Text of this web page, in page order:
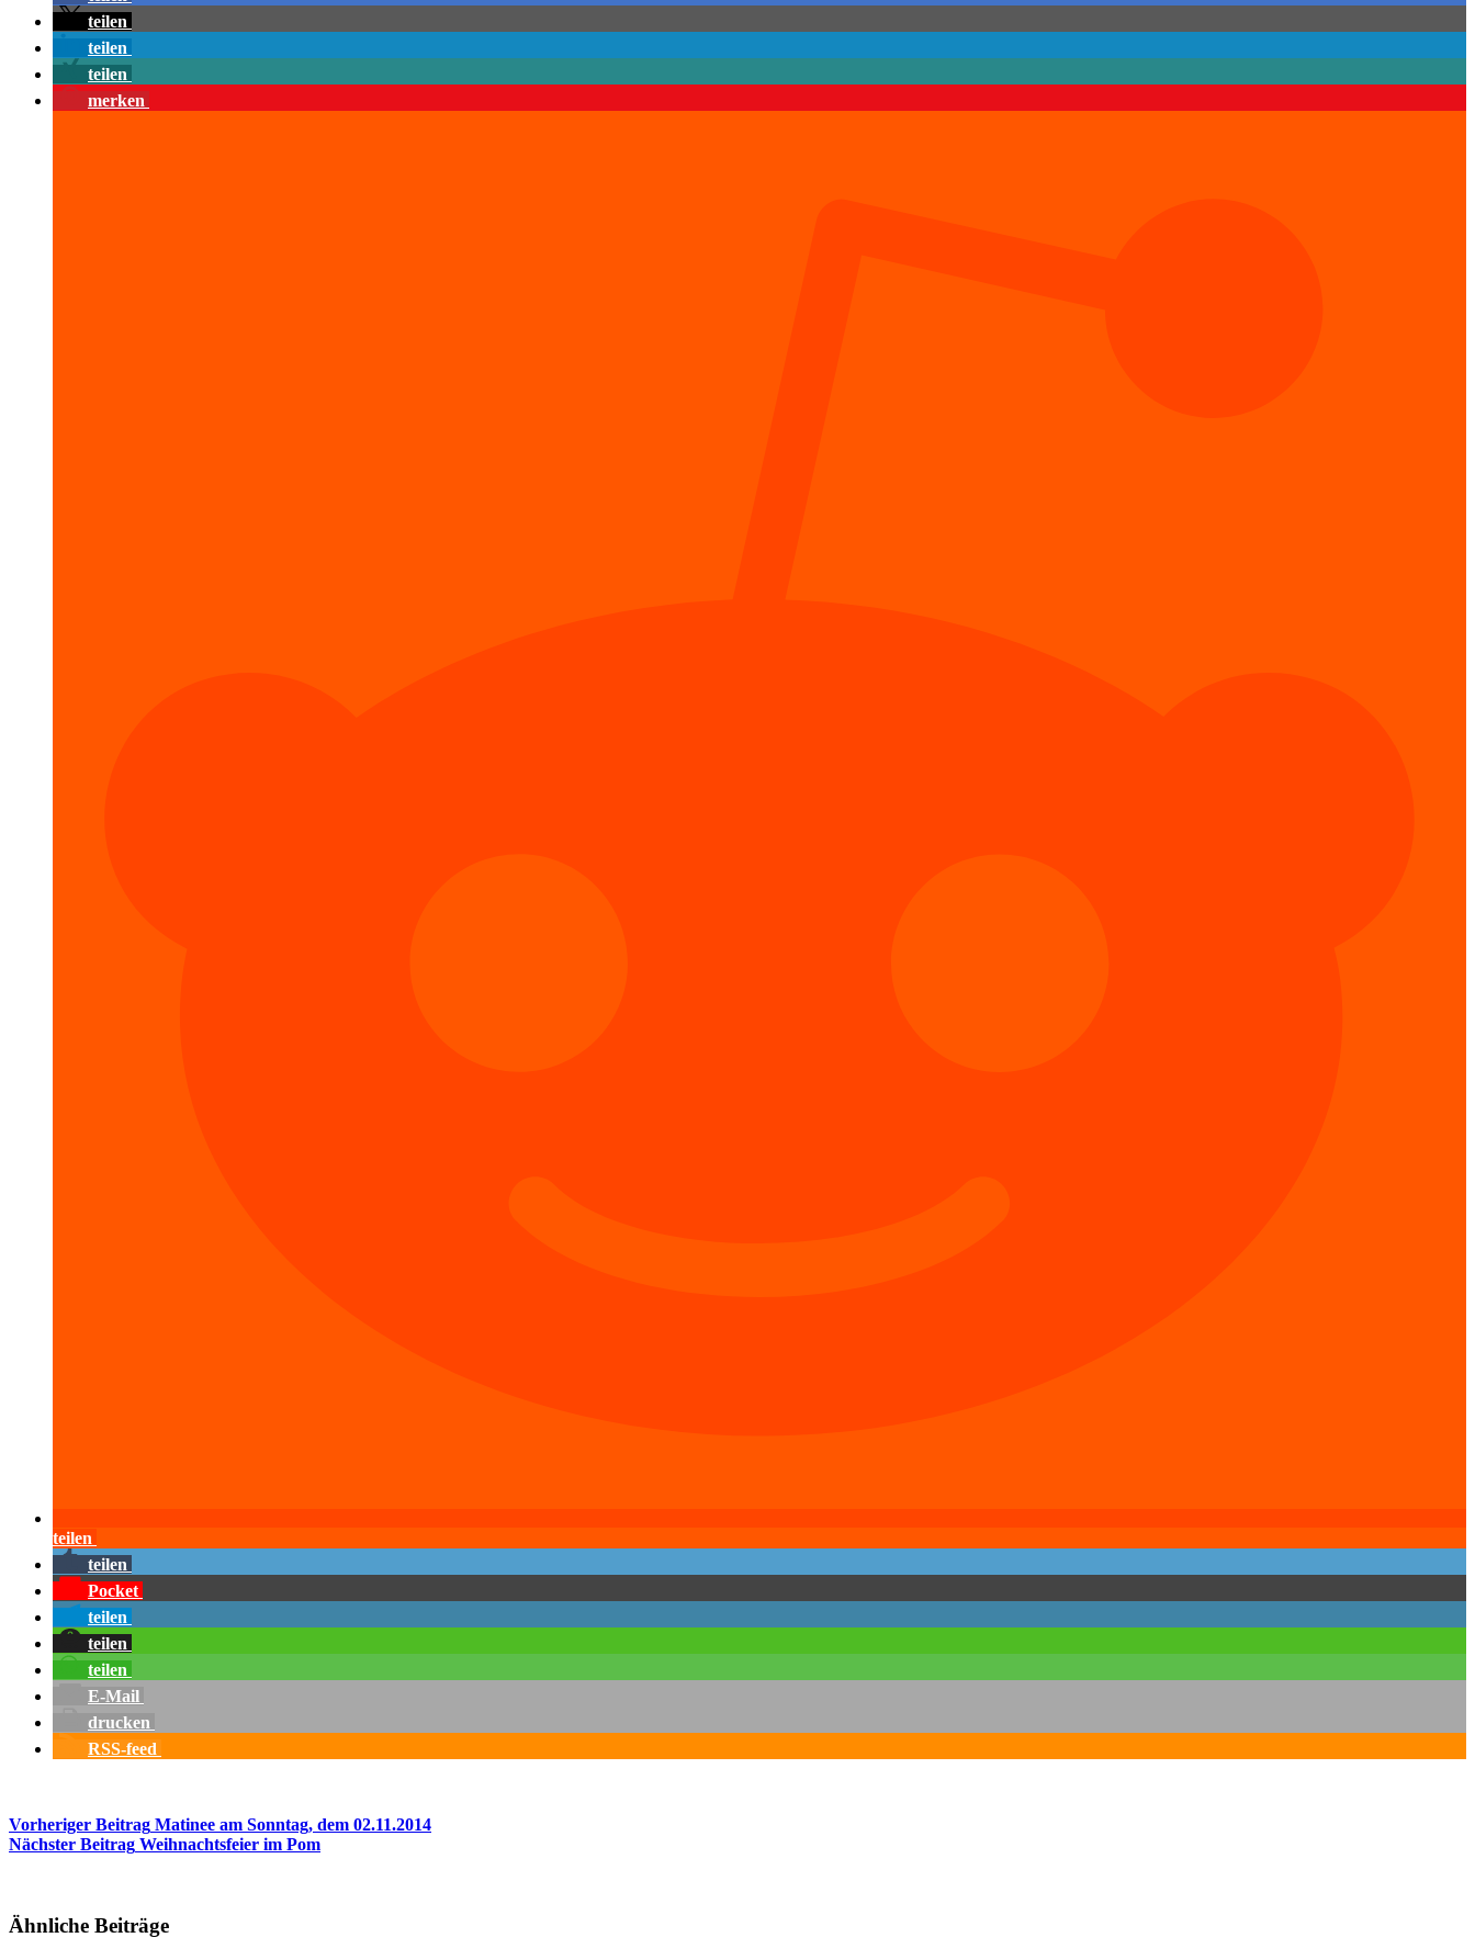
teilen
teilen
teilen
merken
teilen
teilen
Pocket
teilen
teilen
teilen
E-Mail
drucken
RSS-feed
Vorheriger Beitrag Matinee am Sonntag, dem 02.11.2014
Nächster Beitrag Weihnachtsfeier im Pom
Ähnliche Beiträge